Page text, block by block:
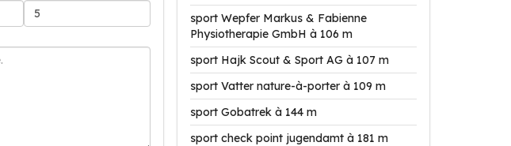
sport Wepfer Markus & Fabienne
Physiotherapie GmbH à 106 m
sport Hajk Scout & Sport AG à 107 m
sport Vatter nature-à-porter à 109 m
sport Gobatrek à 144 m
sport check point jugendamt à 181 m